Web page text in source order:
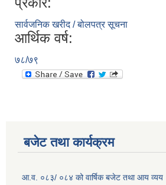
सार्वजनिक खरीद / बोलपत्र सूचना
आर्थिक वर्ष:
७८/७९
बजेट तथा कार्यक्रम
आ.व. ०८३/ ०८४ को वार्षिक बजेट तथा आय व्यय